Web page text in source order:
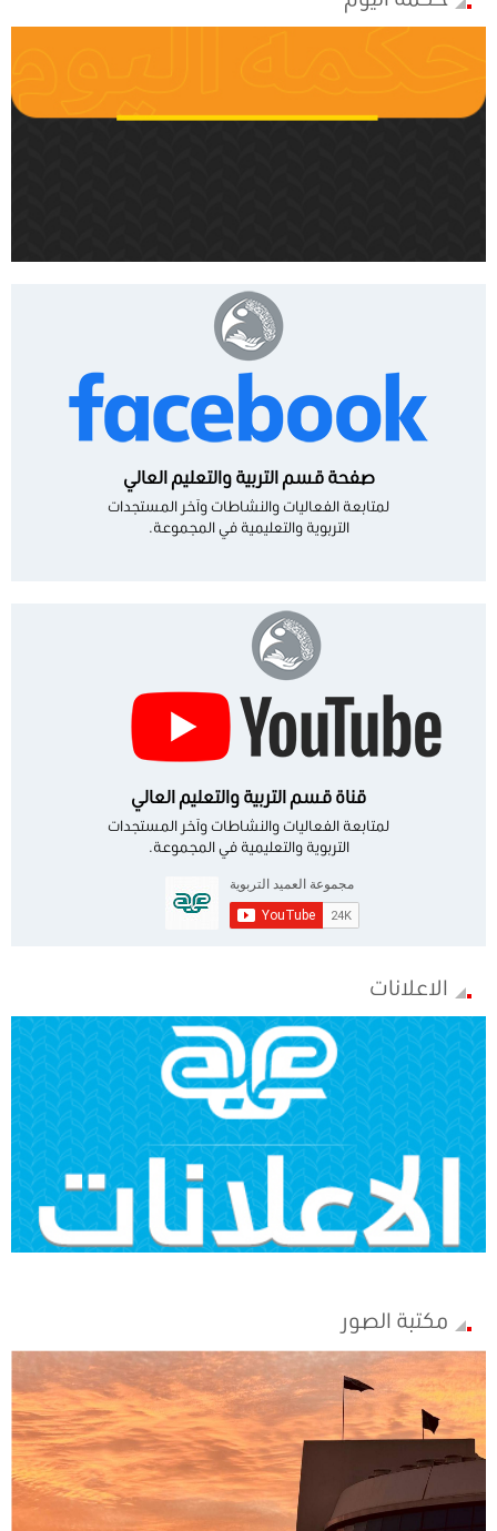
صفحة قسم التربية والتعليم العالي
لمتابعة الفعاليات والنشاطات وآخر المستجدات
التربوية والتعليمية في المجموعة.
قناة قسم التربية والتعليم العالي
لمتابعة الفعاليات والنشاطات وآخر المستجدات
التربوية والتعليمية في المجموعة.
الاعلانات
مكتبة الصور